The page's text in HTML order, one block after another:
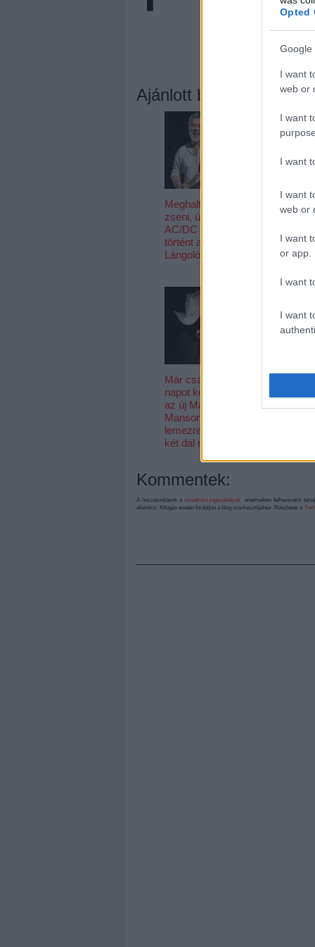
Opted
Google
I want
web or
I want
I want
I want
web or
I want
or app.
I want
I want
Ajánlott bejegyzések:
Meghalt egy
zseni, újra él az
AC/DC - Ez
történt a
Lángolón
Megvan az
August
Tomorrow-
koncertek új
Már csak egy
napot kell várni
az új Marilyn
Manson-
lemezre, itt van
két dal róla
Kommentek:
A hozzászólások a vonatkozó jogszabályok értelmében felhasználói
ellenőrzi. Kifogás esetén forduljon a blog szerkesztőjéhez. Részletek a